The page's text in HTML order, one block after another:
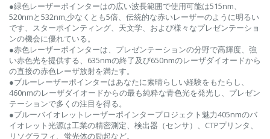
●緑色レーザーポインターはの広い波長範囲で使用可能は515nm、
520nmと532nm,少なくとも5倍、伝統的な赤いレーザーのように明るい
です、スターポインティング、天文学、および様々なプレゼンテーショ
ンの機会に優れている。
●赤色レーザーポインターは、プレゼンテーションの分野で高輝度、強
い赤色光を提供する、635nmの終了及び650nmのレーザダイオードから
の直接の赤色レーザ放射を満たす。
●ブルーレーザーポインターはあなたに素晴らしい経験をもたらし、
460nmのレーザダイオードからの最も純粋な青色光を発光し、プレゼン
テーションで多くの注目を得る。
●ブルーバイオレットレーザーポインタープロジェクト魅力405nmのバ
イオレット光源は工業の精密測定、検出器（センサ）、CTPプリンタ、
リソグラフィ、蛍光体の励起など。